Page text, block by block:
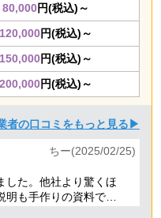
80,000円(税込)～
120,000円(税込)～
150,000円(税込)～
200,000円(税込)～
者の口コミをもっと見る▶
ちー(2025/02/25)
した。他社より驚くほ
も手作りの資料で丁